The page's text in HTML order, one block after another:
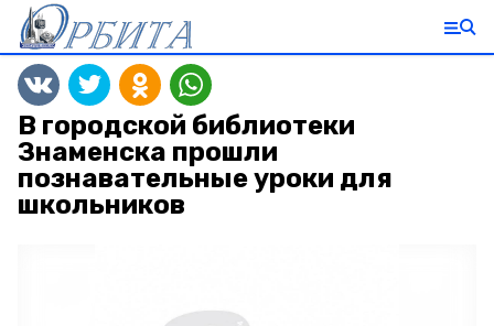
В городской библиотеки
Знаменска прошли
познавательные уроки для
школьников